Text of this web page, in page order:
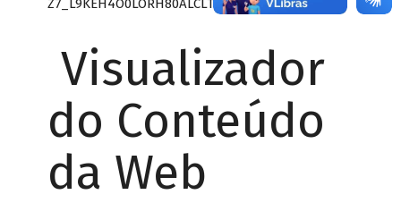
Visualizador
do Conteúdo
da Web